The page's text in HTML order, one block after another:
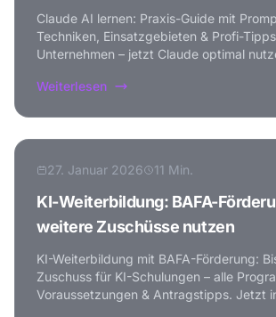
Claude AI lernen: Praxis-Guide mit
Techniken, Einsatzgebieten & Profi-
Unternehmen – jetzt Claude optimal
Weiterlesen
27. Januar 2026 11 Min.
KI-Weiterbildung: BAFA-
weitere Zuschüsse nutzen
KI-Weiterbildung mit BAFA-Förderung:
Zuschuss für KI-Schulungen – alle
Voraussetzungen & Antragstipps. Jetzt